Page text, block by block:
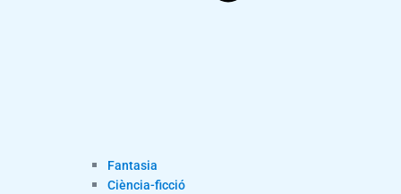
Fantasia
Ciència-ficció